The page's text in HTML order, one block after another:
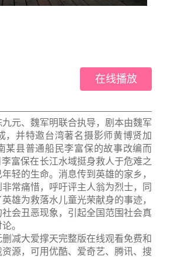
在线播放
元、魏军明联合执导，剧本由魏军
，并特邀台湾著名摄影师黄博贤加
某县普通船民李富保的故事改编而
富保在长江水域挺身救人于危难之
轻的生命。消息传到英雄的家乡，
常痛惜，呼吁评主人翁为烈士，同
雄为救落水儿童光荣献身的事迹，
会丑恶现象，引起全国范围社会真
。
减大爱撑天完整版在线观看免费和
源，可用优酷、爱奇艺、腾讯、搜